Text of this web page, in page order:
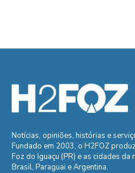
Notícias, opiniões, histórias e
Fundado em 2003, o H2FOZ
Foz do Iguaçu (PR) e as cidades
Brasil, Paraguai e Argentina.